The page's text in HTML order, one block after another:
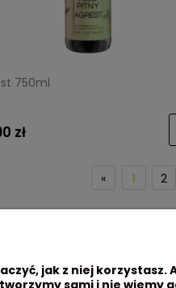
750ml
zł
« 1 2
jak z niej
sami i nie wiemy